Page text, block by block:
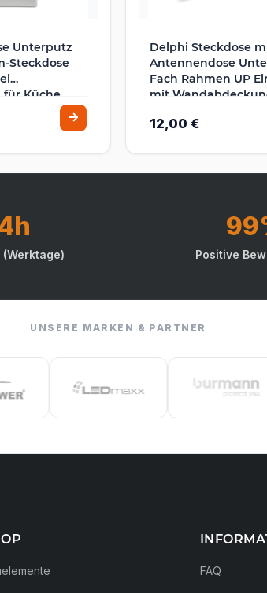
Unterputz
Steckdose
Küche
Grau
Delphi Steckdose
Antennendose
Fach Rahmen UP
mit
12,00 €
Positive
UNSERE MARKEN & PARTNER
FAQ